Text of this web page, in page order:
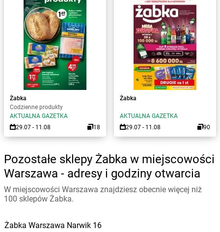
Żabka
Codzienne produkty
AKTUALNA GAZETKA
29.07 - 11.08
18
Żabka
AKTUALNA GAZETKA
29.07 - 11.08
90
Pozostałe sklepy Żabka w miejscowości
Warszawa - adresy i godziny otwarcia
W miejscowości Warszawa znajdziesz obecnie więcej niż
100 sklepów Żabka.
Żabka Warszawa Narwik 16